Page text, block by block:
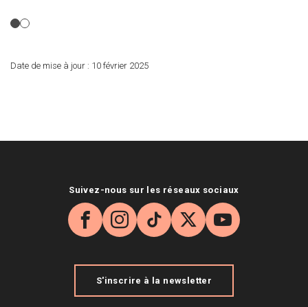
Date de mise à jour : 10 février 2025
Suivez-nous sur les réseaux sociaux
Facebook
Instagram
TikTok
X YouTube
S'inscrire à la newsletter